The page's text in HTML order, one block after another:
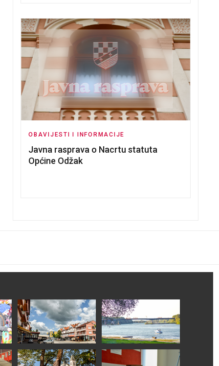
OBAVIJESTI I INFORMACIJE
Javna rasprava o Nacrtu statuta
Općine Odžak